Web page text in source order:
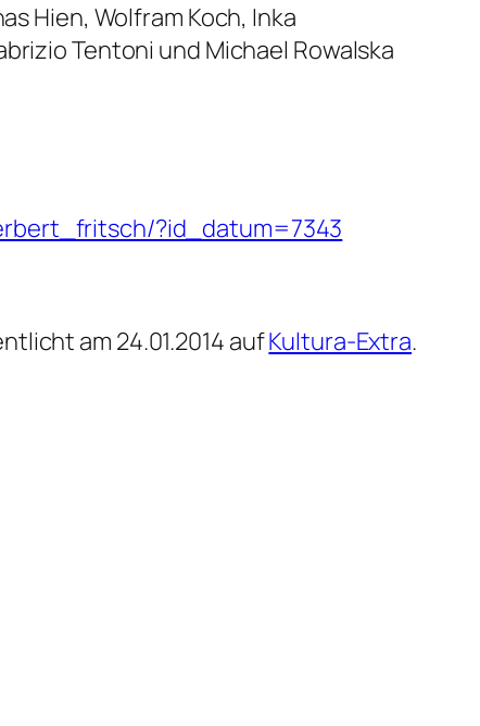
Hien, Wolfram Koch, Inka
Tentoni und Michael Rowalska
?id_datum=7343
am 24.01.2014 aufKultura-Extra.